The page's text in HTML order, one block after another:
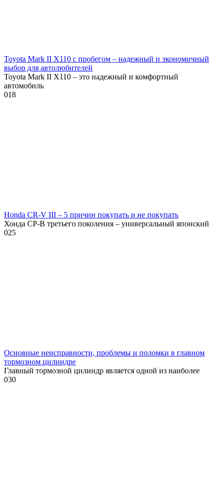
Toyota Mark II X110 с пробегом – надежный и экономичный
выбор для автолюбителей
Toyota Mark II X110 – это надежный и комфортный
автомобиль
018
Honda CR-V III – 5 причин покупать и не покупать
Хонда СР-В третьего поколения – универсальный японский
025
Основные неисправности, проблемы и поломки в главном
тормозном цилиндре
Главный тормозной цилиндр является одной из наиболее
030